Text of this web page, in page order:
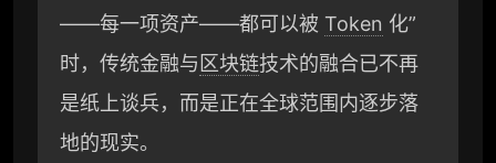
r
a
m
e
i
b
i
n
k
——每一项资产——都可以被 Token 化”
时，传统金融与 区块链技术的融合已不再
是纸上谈兵，而是正在全球范围内逐步落
地的现实。